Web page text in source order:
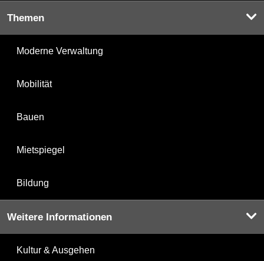
Themen
Moderne Verwaltung
Mobilität
Bauen
Mietspiegel
Bildung
Weitere Informationen
Kultur & Ausgehen